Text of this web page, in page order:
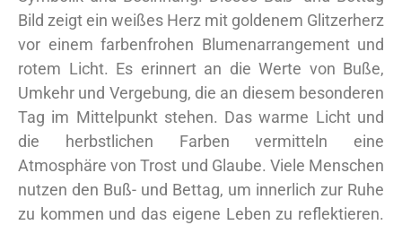
Bild zeigt ein weißes Herz mit goldenem Glitzerherz
vor einem farbenfrohen Blumenarrangement und
rotem Licht. Es erinnert an die Werte von Buße,
Umkehr und Vergebung, die an diesem besonderen
Tag im Mittelpunkt stehen. Das warme Licht und
die herbstlichen Farben vermitteln eine
Atmosphäre von Trost und Glaube. Viele Menschen
nutzen den Buß- und Bettag, um innerlich zur Ruhe
zu kommen und das eigene Leben zu reflektieren.